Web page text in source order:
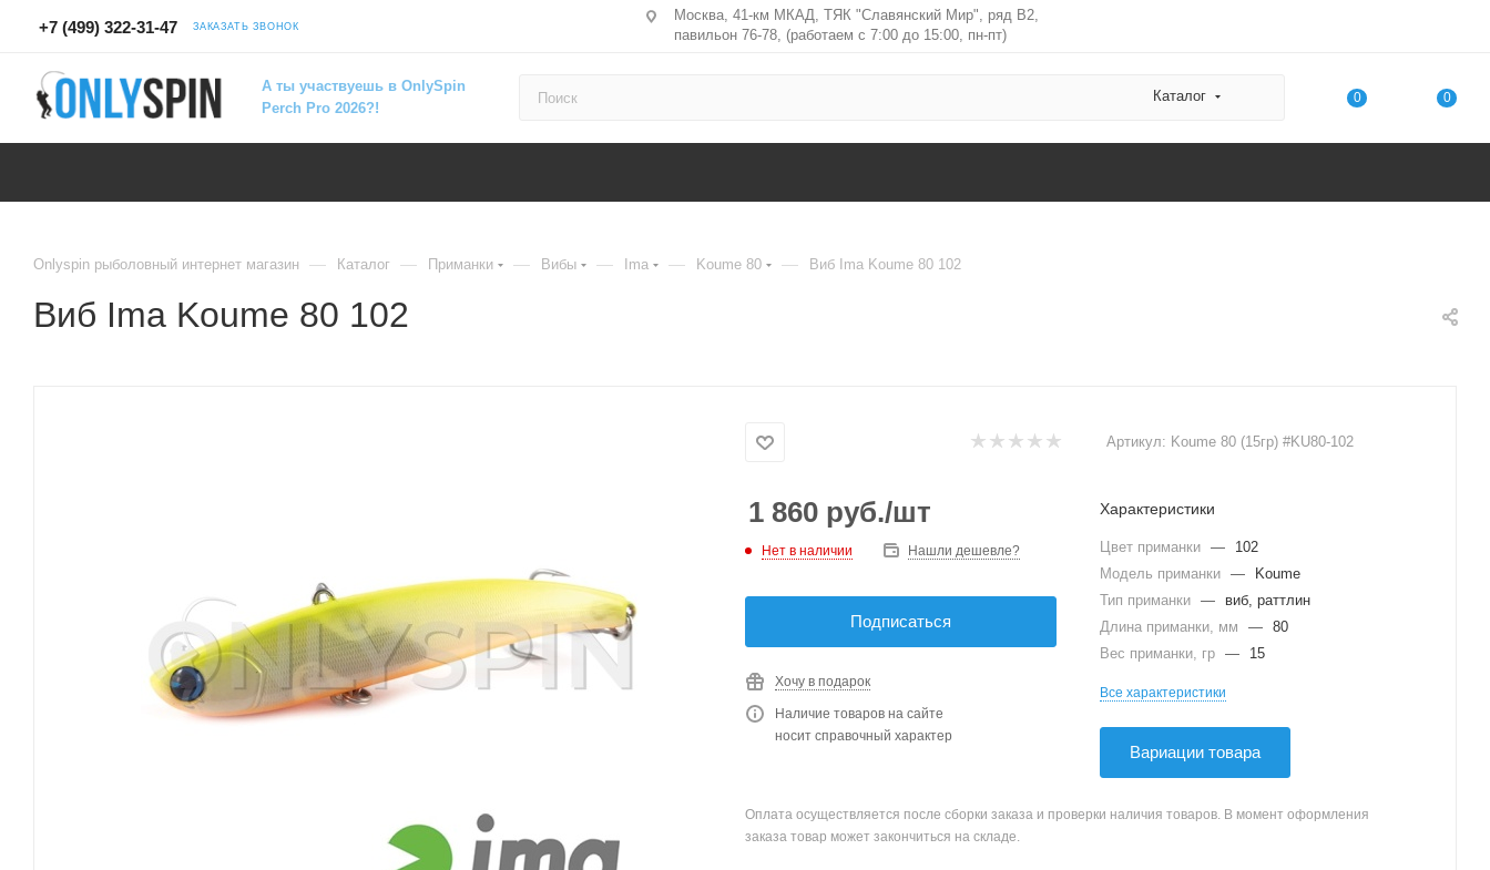
+7 (499) 322-31-47 ЗАКАЗАТЬ ЗВОНОК
Москва, 41-км МКАД, ТЯК "Славянский Мир", ряд В2,
павильон 76-78, (работаем с 7:00 до 15:00, пн-пт)
А ты участвуешь в OnlySpin
Perch Pro 2026?!
Каталог 0 0
Onlyspin рыболовный интернет магазин — Каталог — Приманки — Вибы — Ima — Koume 80 — Виб Ima Koume 80 102
Виб Ima Koume 80 102
Артикул: Koume 80 (15гр) #KU80-102
1 860 руб./шт
Нет в наличии Нашли дешевле?
Подписаться
Хочу в подарок
Наличие товаров на сайте
носит справочный характер
Характеристики
Цвет приманки —
102
Модель приманки —
Koume
Тип приманки —
виб, раттлин
Длина приманки, мм
— 80
Вес приманки, гр — 15
Все характеристики
Вариации товара
Оплата осуществляется после сборки заказа и проверки наличия товаров. В момент оформления
заказа товар может закончиться на складе.